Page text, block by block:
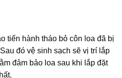
tiến hành tháo bỏ côn loa đã bị
đó vệ sinh sạch sẽ vị trí lắp
đảm bảo loa sau khi lắp đặt